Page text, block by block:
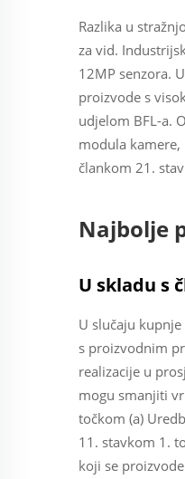
Razlika u
za vid.
12MP senzora.
proizvode s
udjelom BFL-a.
modula
člankom 21.
Najbolje
U skladu s
U slučaju
s proizvodnim
realizacije u
mogu smanjiti
točkom (a)
11. stavkom 1.
koji se